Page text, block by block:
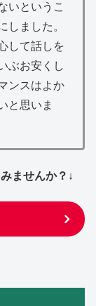
いというこ
しました。
して話しを
ぶお安くし
ンスはよか
と思いま
ませんか？↓